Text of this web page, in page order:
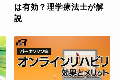
は有効？理学療法士が解
説